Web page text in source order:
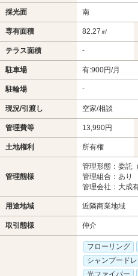
採光面 南
専有面積 82.27㎡
テラス面積 -
駐車場 有:900円/月
駐輪場 -
現況/引渡し 空家/相談
管理費等 13,990円
土地権利 所有権
管理態様
管理形態：委託
管理組合：あり
管理会社：大成
用途地域 近隣商業地域
取引態様 仲介
フローリング
シャンプード
光ファイバー